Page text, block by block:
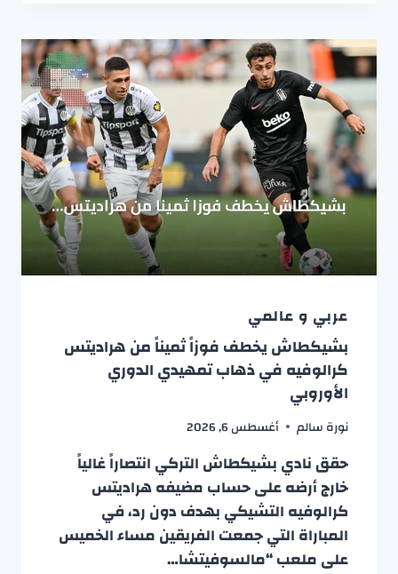
عربي و عالمي
بشيكطاش يخطف فوزاً ثميناً من هراديتس
كرالوفيه في ذهاب تمهيدي الدوري
الأوروبي
نورة سالم أغسطس 6, 2026
حقق نادي بشيكطاش التركي انتصاراً غالياً
خارج أرضه على حساب مضيفه هراديتس
كرالوفيه التشيكي بهدف دون رد، في
المباراة التي جمعت الفريقين مساء الخميس
على ملعب “مالسوفيتشا…